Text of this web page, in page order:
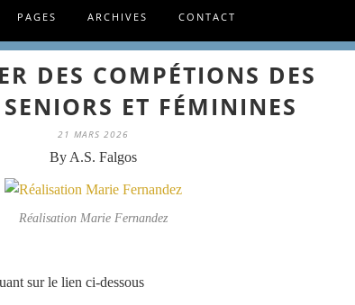
PAGES ARCHIVES CONTACT
DES COMPÉTIONS DES
ET FÉMININES
21 MARS 2026
By A.S. Falgos
Réalisation Marie Fernandez
sur le lien ci-dessous